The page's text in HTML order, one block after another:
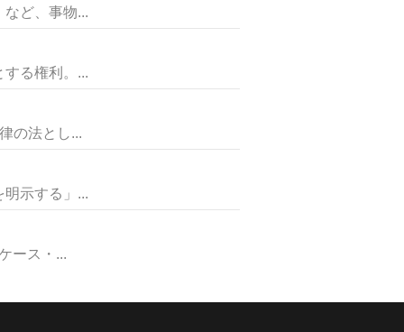
ど、事物...
る権利。...
の法とし...
示する」...
ース・...